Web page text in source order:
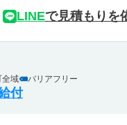
LINEで見積もりを
全域 バリアフリー
付